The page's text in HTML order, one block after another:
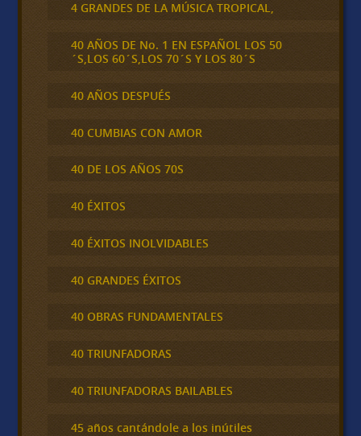
4 GRANDES DE LA MÚSICA TROPICAL,
40 AÑOS DE No. 1 EN ESPAÑOL LOS 50
´S,LOS 60´S,LOS 70´S Y LOS 80´S
40 AÑOS DESPUÉS
40 CUMBIAS CON AMOR
40 DE LOS AÑOS 70S
40 ÉXITOS
40 ÉXITOS INOLVIDABLES
40 GRANDES ÉXITOS
40 OBRAS FUNDAMENTALES
40 TRIUNFADORAS
40 TRIUNFADORAS BAILABLES
45 años cantándole a los inútiles